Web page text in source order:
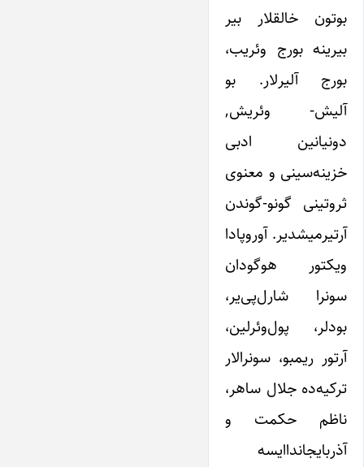
بوتون خالقلار بیر
بیرینه بورج وئریب،
بورج آلیرلار. بو
آلیش- وئریش,
دونیانین ادبی
خزینه‌سینی و معنوی
ثروتینی گونو-گوندن
آرتیرمیشدیر. آوروپادا
ویکتور هوگودان
سونرا شارل‌پی‌یر،
بودلر، پول‌وئرلین،
آرتور ریمبو، سونرالار
ترکیه‌ده جلال ساهر،
ناظم حکمت و
آذربایجانداایسه